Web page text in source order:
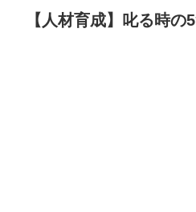
【人材育成】叱る時の